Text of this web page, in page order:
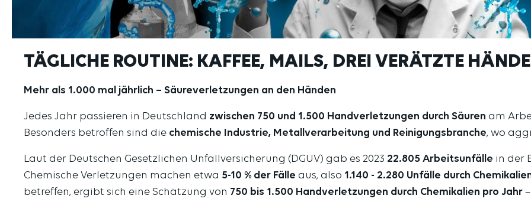
TÄGLICHE ROUTINE: KAFFEE, MAILS, DREI VERÄTZTE
Mehr als 1.000 mal jährlich – Säureverletzungen an den Händen
Jedes Jahr passieren in Deutschland zwischen 750 und 1.500 Handverletzungen durch Säuren am
Besonders betroffen sind die chemische Industrie, Metallverarbeitung und Reinigungsbranche, wo
Laut der Deutschen Gesetzlichen Unfallversicherung (DGUV) gab es 2023 22.805 Arbeitsunfälle in der
Chemische Verletzungen machen etwa 5-10 % der Fälle aus, also 1.140 - 2.280 Unfälle durch
betreffen, ergibt sich eine Schätzung von 750 bis 1.500 Handverletzungen durch Chemikalien pro Jahr